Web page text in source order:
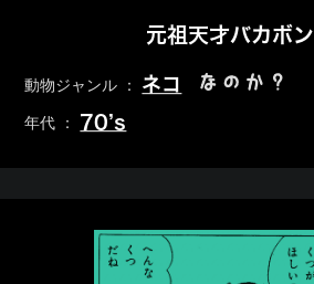
元祖天才バカボン
動物ジャンル ： ネコ なのか？
年代 ： 70’s